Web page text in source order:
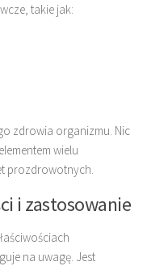
takie jak:
zdrowia organizmu. Nic
wielu
prozdrowotnych.
i zastosowanie
na uwagę. Jest